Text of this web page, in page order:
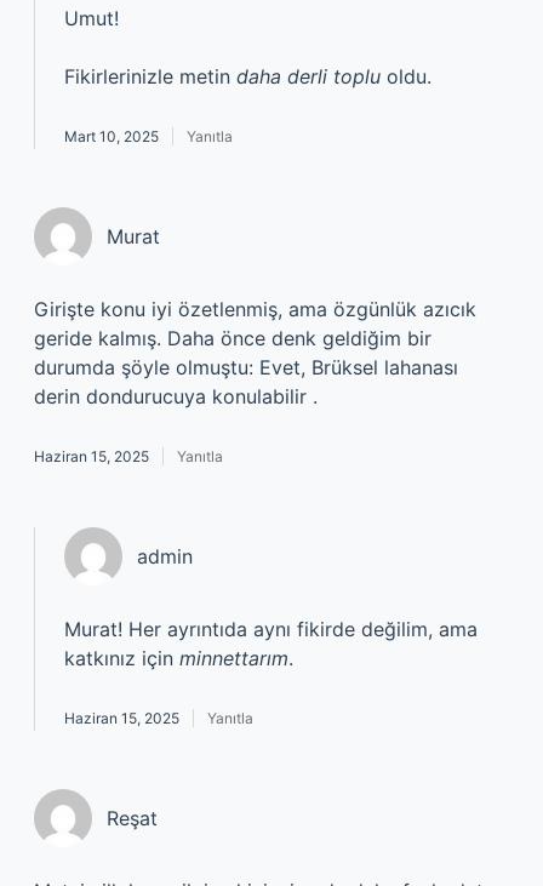
Umut!
Fikirlerinizle metin daha derli toplu oldu.
Mart 10, 2025 Yanıtla
Murat
Girişte konu iyi özetlenmiş, ama özgünlük azıcık
geride kalmış. Daha önce denk geldiğim bir
durumda şöyle olmuştu: Evet, Brüksel lahanası
derin dondurucuya konulabilir .
Haziran 15, 2025 Yanıtla
admin
Murat! Her ayrıntıda aynı fikirde değilim, ama
katkınız için minnettarım.
Haziran 15, 2025 Yanıtla
Reşat